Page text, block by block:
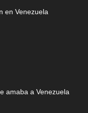
en Venezuela
amaba a Venezuela